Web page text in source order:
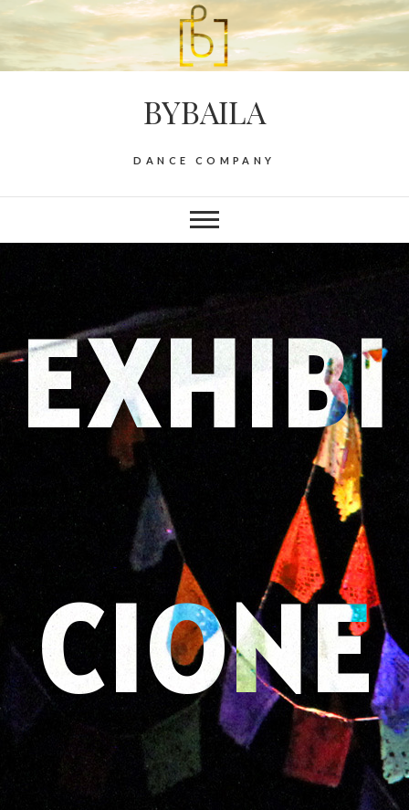
BYBAILA
DANCE COMPANY
EXHIBI
CIONE